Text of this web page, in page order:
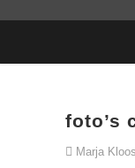
foto’s
Marja